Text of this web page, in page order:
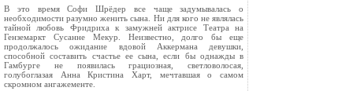
В это время Софи Шрёдер все чаще задумывалась о
необходимости разумно женить сына. Ни для кого не являлась
тайной любовь Фридриха к замужней актрисе Театра на
Генземаркт Сусанне Мекур. Неизвестно, долго бы еще
продолжалось ожидание вдовой Аккермана девушки,
способной составить счастье ее сына, если бы однажды в
Гамбурге не появилась грациозная, светловолосая,
голубоглазая Анна Кристина Харт, мечтавшая о самом
скромном ангажементе.